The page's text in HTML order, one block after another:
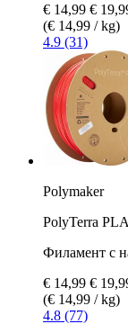
€ 14,99 €
(€ 14,99 / kg)
4.9 (31)
Polymaker
PolyTerra
Филамент с
€ 14,99 €
(€ 14,99 / kg)
4.8 (77)